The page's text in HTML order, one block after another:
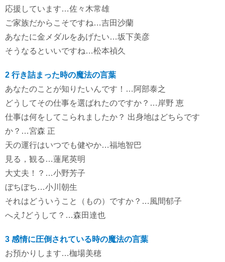
応援しています…佐々木常雄
ご家族だからこそですね…吉田沙蘭
あなたに金メダルをあげたい…坂下美彦
そうなるといいですね…松本禎久
2 行き詰まった時の魔法の言葉
あなたのことが知りたいんです！…阿部泰之
どうしてその仕事を選ばれたのですか？…岸野 恵
仕事は何をしてこられましたか？ 出身地はどちらです
か？…宮森 正
天の運行はいつでも健やか…福地智巴
見る，観る…蓮尾英明
大丈夫！？…小野芳子
ぼちぼち…小川朝生
それはどういうこと（もの）ですか？…風間郁子
へえ⤴どうして？…森田達也
3 感情に圧倒されている時の魔法の言葉
お預かりします…枷場美穂